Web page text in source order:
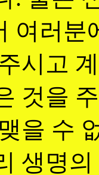
여러분
시고
것을
을 수
생명